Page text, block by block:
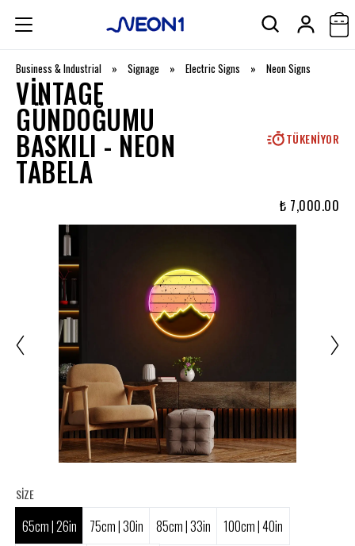
Business & Industrial » Signage » Electric Signs » Neon Signs
VINTAGE
GÜNDOĞUMU
BASKILI - NEON
TABELA
TÜKENIYOR
₺ 7,000.00
SIZE
65cm | 26in 75cm | 30in 85cm | 33in
100cm | 40in